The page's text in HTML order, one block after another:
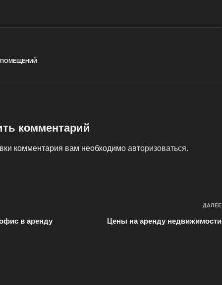
комментарий
комментария вам необходимоавторизоваться.
в аренду
ДАЛЕЕ
Цены на аренду недвижимости